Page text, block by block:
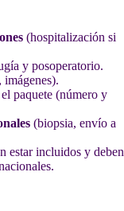
(hospitalización si
y posoperatorio.
paquete (número y
(biopsia, envío a
estar incluidos y deben